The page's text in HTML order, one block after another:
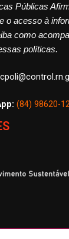
Públicas
o acesso à
como
políticas.
(84) 98620-